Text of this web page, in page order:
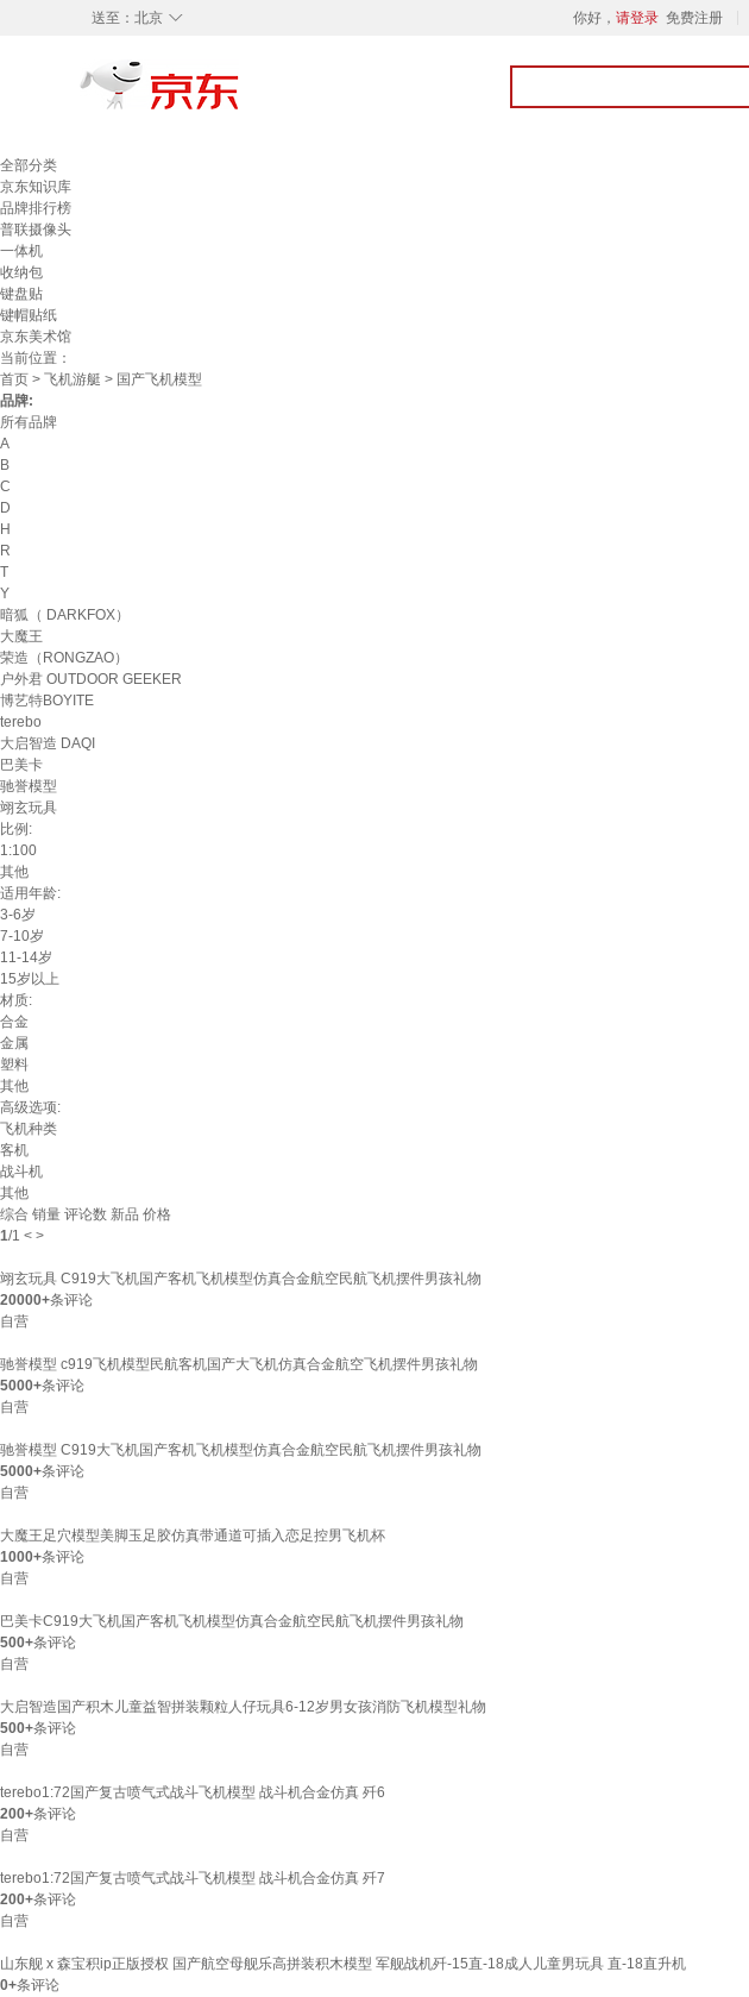
◇
送至： 北京 你好， 请登录 免费注册
全部分类
京东知识库
品牌排行榜
普联摄像头
一体机
收纳包
键盘贴
键帽贴纸
京东美术馆
当前位置：
首页 > 飞机游艇 > 国产飞机模型
品牌:
所有品牌
A
B
C
D
H
R
T
Y
暗狐（ DARKFOX）
大魔王
荣造（RONGZAO）
户外君 OUTDOOR GEEKER
博艺特BOYITE
terebo
大启智造 DAQI
巴美卡
驰誉模型
翊玄玩具
比例:
1:100
其他
适用年龄:
3-6岁
7-10岁
11-14岁
15岁以上
材质:
合金
金属
塑料
其他
高级选项:
飞机种类
客机
战斗机
其他
综合 销量 评论数 新品 价格
1/1 < >
翊玄玩具 C919大飞机国产客机飞机模型仿真合金航空民航飞机摆件男孩礼物
20000+条评论
自营
驰誉模型 c919飞机模型民航客机国产大飞机仿真合金航空飞机摆件男孩礼物
5000+条评论
自营
驰誉模型 C919大飞机国产客机飞机模型仿真合金航空民航飞机摆件男孩礼物
5000+条评论
自营
大魔王足穴模型美脚玉足胶仿真带通道可插入恋足控男飞机杯
1000+条评论
自营
巴美卡C919大飞机国产客机飞机模型仿真合金航空民航飞机摆件男孩礼物
500+条评论
自营
大启智造国产积木儿童益智拼装颗粒人仔玩具6-12岁男女孩消防飞机模型礼物
500+条评论
自营
terebo1:72国产复古喷气式战斗飞机模型 战斗机合金仿真 歼6
200+条评论
自营
terebo1:72国产复古喷气式战斗飞机模型 战斗机合金仿真 歼7
200+条评论
自营
山东舰 x 森宝积ip正版授权 国产航空母舰乐高拼装积木模型 军舰战机歼-15直-18成人儿童男玩具 直-18直升机
0+条评论